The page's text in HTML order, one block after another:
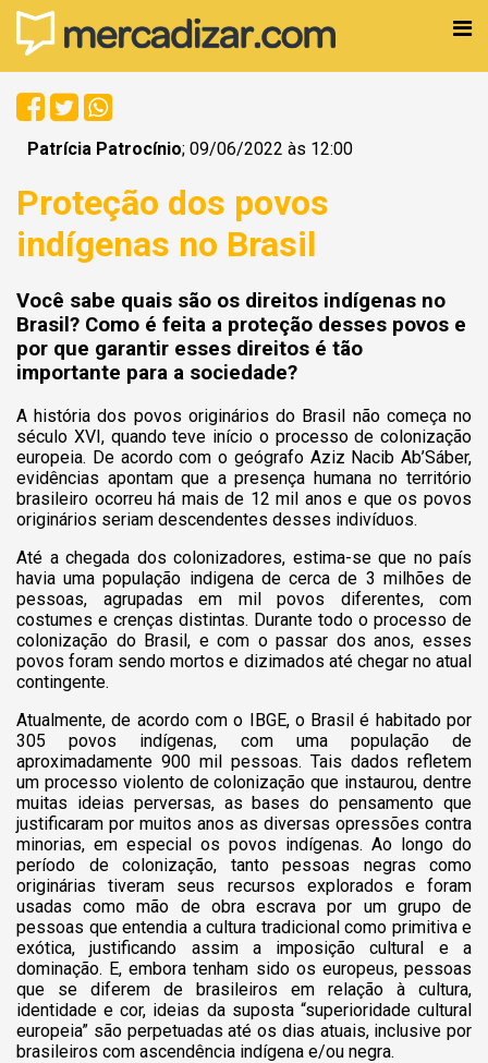
Patrícia Patrocínio; 09/06/2022 às 12:00
Proteção dos povos
indígenas no Brasil
Você sabe quais são os direitos indígenas no
Brasil? Como é feita a proteção desses povos e
por que garantir esses direitos é tão
importante para a sociedade?
A história dos povos originários do Brasil não começa no
século XVI, quando teve início o processo de colonização
europeia. De acordo com o geógrafo Aziz Nacib Ab’Sáber,
evidências apontam que a presença humana no território
brasileiro ocorreu há mais de 12 mil anos e que os povos
originários seriam descendentes desses indivíduos.
Até a chegada dos colonizadores, estima-se que no país
havia uma população indigena de cerca de 3 milhões de
pessoas, agrupadas em mil povos diferentes, com
costumes e crenças distintas. Durante todo o processo de
colonização do Brasil, e com o passar dos anos, esses
povos foram sendo mortos e dizimados até chegar no atual
contingente.
Atualmente, de acordo com o IBGE, o Brasil é habitado por
305 povos indígenas, com uma população de
aproximadamente 900 mil pessoas. Tais dados refletem
um processo violento de colonização que instaurou, dentre
muitas ideias perversas, as bases do pensamento que
justificaram por muitos anos as diversas opressões contra
minorias, em especial os povos indígenas. Ao longo do
período de colonização, tanto pessoas negras como
originárias tiveram seus recursos explorados e foram
usadas como mão de obra escrava por um grupo de
pessoas que entendia a cultura tradicional como primitiva e
exótica, justificando assim a imposição cultural e a
dominação. E, embora tenham sido os europeus, pessoas
que se diferem de brasileiros em relação à cultura,
identidade e cor, ideias da suposta “superioridade cultural
europeia” são perpetuadas até os dias atuais, inclusive por
brasileiros com ascendência indígena e/ou negra.